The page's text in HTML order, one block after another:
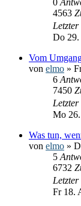
4563
Do 29.
Vom
von elmo »
6
7450
Mo
Was tun,
von elmo »
5
6732
Fr 18.